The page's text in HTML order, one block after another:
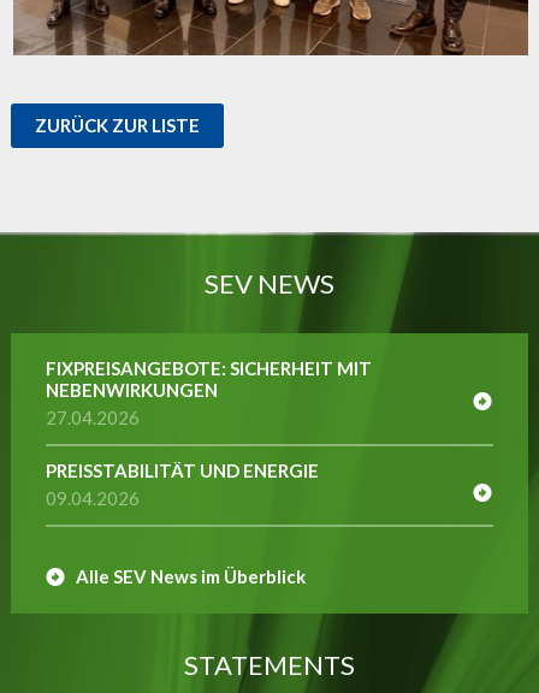
ZURÜCK ZUR LISTE
SEV NEWS
FIXPREISANGEBOTE: SICHERHEIT MIT
NEBENWIRKUNGEN
27.04.2026
PREISSTABILITÄT UND ENERGIE
09.04.2026
Alle SEV News im Überblick
STATEMENTS